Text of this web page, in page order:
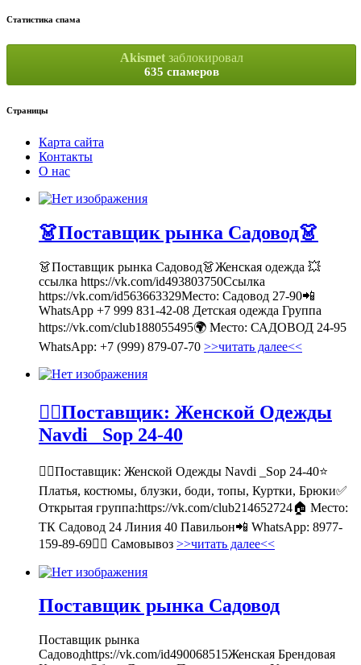
Статистика спама
Akismetзаблокировал
635 спамеров
Страницы
Карта сайта
Контакты
О нас
👗Поставщик рынка Садовод👗
👗Поставщик рынка Садовод👗Женская одежда 💥
ссылка https://vk.com/id493803750Ссылка
https://vk.com/id563663329Место: Садовод 27-90📲
WhatsApp +7 999 831-42-08 Детская одежда Группа
https://vk.com/club188055495🌍 Место: САДОВОД 24-95
WhatsApp: +7 (999) 879-07-70 >>читать далее<<
💁‍♂Поставщик: Женской Одежды
Navdi _Sop 24-40
💁‍♂Поставщик: Женской Одежды Navdi _Sop 24-40⭐
Платья, костюмы, блузки, боди, топы, Куртки, Брюки✅
Открытая группа:https://vk.com/club214652724🏠 Место:
ТК Садовод 24 Линия 40 Павильон📲 WhatsApp: 8977-
159-89-69🚶‍♀ Самовывоз >>читать далее<<
Поставщик рынка Садовод
Поставщик рынка
Садоводhttps://vk.com/id490068515Женская Брендовая